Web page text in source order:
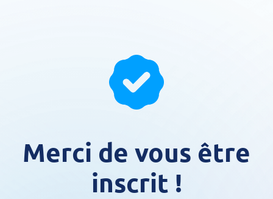
Merci de vous être
inscrit !